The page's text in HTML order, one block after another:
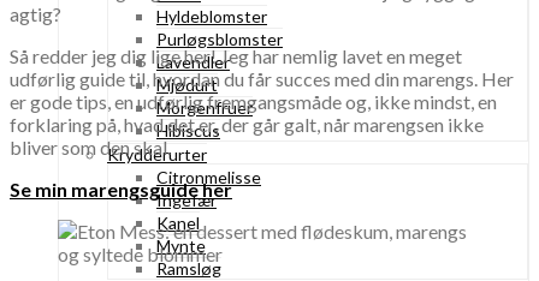
Hyldeblomster
Purløgsblomster
Lavendler
Mjødurt
Morgenfruer
Hibiscus
Krydderurter
Citronmelisse
Ingefær
Kanel
Mynte
Ramsløg
agtig?
Så redder jeg dig lige her! Jeg har nemlig lavet en meget
udførlig guide til, hvordan du får succes med din marengs. Her
er gode tips, en udførlig fremgangsmåde og, ikke mindst, en
forklaring på, hvad det er, der går galt, når marengsen ikke
bliver som den skal.
Se min marengsguide her